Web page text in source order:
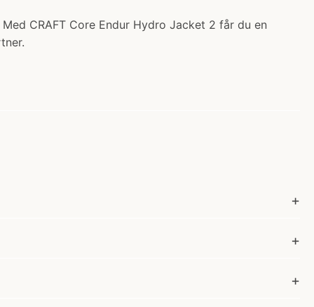
CRAFT Core Endur Hydro Jacket 2 får du en